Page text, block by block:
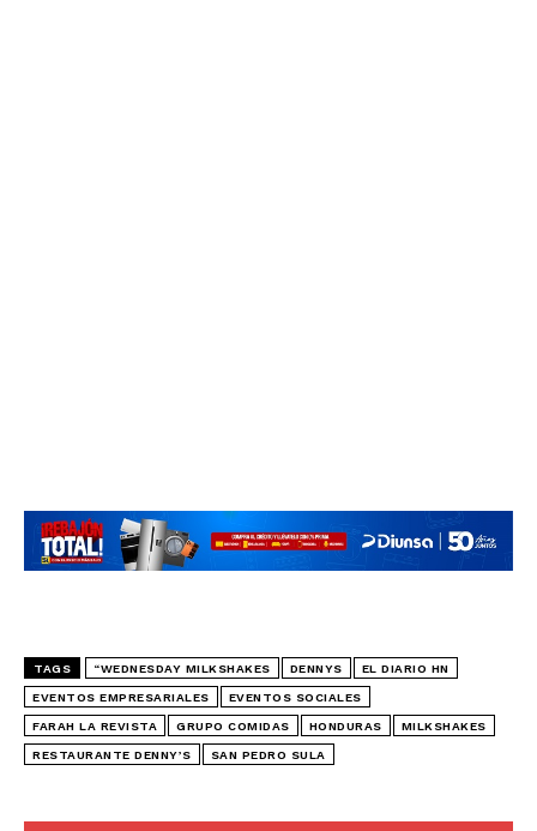
TAGS “WEDNESDAY MILKSHAKES DENNYS EL DIARIO HN
EVENTOS EMPRESARIALES EVENTOS SOCIALES
FARAH LA REVISTA GRUPO COMIDAS HONDURAS MILKSHAKES
RESTAURANTE DENNY’S SAN PEDRO SULA